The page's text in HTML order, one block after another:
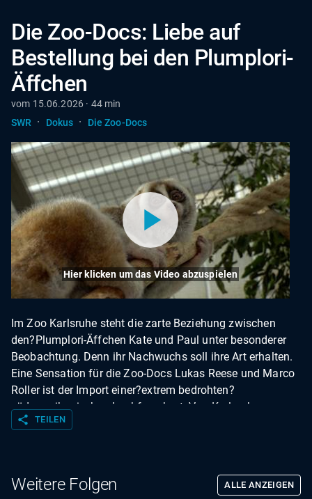
Die Zoo-Docs: Liebe auf
Bestellung bei den Plumplori-
Äffchen
vom 15.06.2026 · 44 min
SWR
· Dokus · Die Zoo-Docs
Hier klicken um das Video abzuspielen
Im Zoo Karlsruhe steht die zarte Beziehung zwischen
den?Plumplori-Äffchen Kate und Paul unter besonderer
Beobachtung. Denn ihr Nachwuchs soll ihre Art erhalten.
Eine Sensation für die Zoo-Docs Lukas Reese und Marco
Roller ist der Import einer?extrem bedrohten?
südamerikanischen Laubfroschart. Von Karlsruhe aus
sollen sie in ganz Europa verteilt werden.??Außerdem
hinter?den Kulissen eines Zoos, wenn Tierärzte um das
Leben bedrohter Arten kämpfen, komplexe
share TEILEN
Weitere Folgen ALLE ANZEIGEN